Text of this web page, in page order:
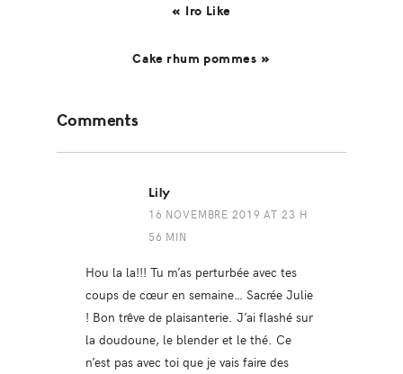
« Iro Like
Cake rhum pommes »
Interactions
Comments
Lily
16 NOVEMBRE 2019 AT 23 H
56 MIN
Hou la la!!! Tu m’as perturbée avec tes
coups de cœur en semaine… Sacrée Julie
! Bon trêve de plaisanterie. J’ai flashé sur
la doudoune, le blender et le thé. Ce
n’est pas avec toi que je vais faire des